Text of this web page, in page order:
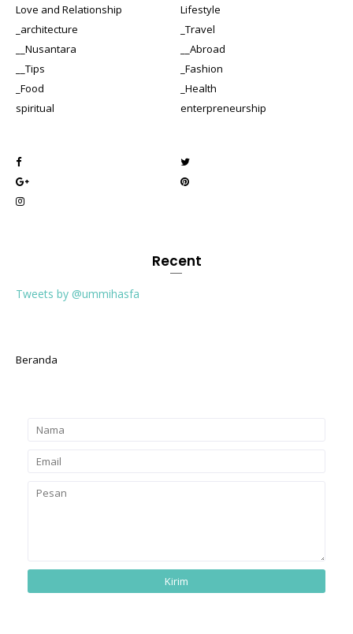
Love and Relationship
Lifestyle
_architecture
_Travel
__Nusantara
__Abroad
__Tips
_Fashion
_Food
_Health
spiritual
enterpreneurship
Recent
Tweets by @ummihasfa
Beranda